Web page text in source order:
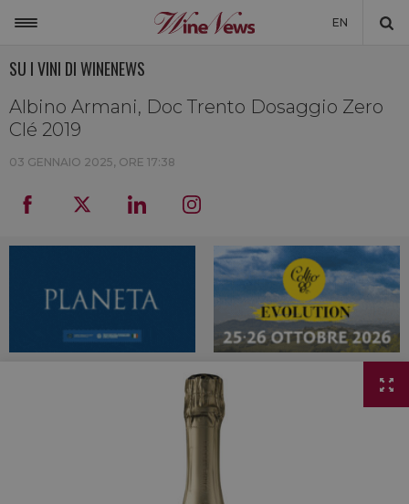
EN
MONDO
LA CANTINA DI WINENEWS
DICONO DI NOI
WINENEWS TV
SU I VINI DI WINENEWS
Albino Armani, Doc Trento Dosaggio Zero
Clé 2019
03 GENNAIO 2025, ORE 17:38